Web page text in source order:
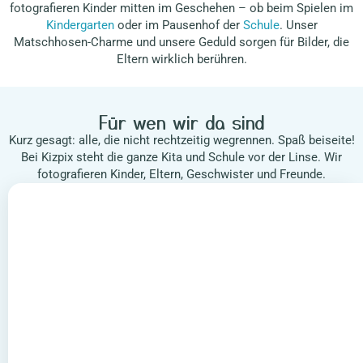
fotografieren Kinder mitten im Geschehen – ob beim Spielen im
Kindergartenoder im Pausenhof der Schule. Unser
Matschhosen-Charme und unsere Geduld sorgen für Bilder, die
Eltern wirklich berühren.
Für wen wir da sind
Kurz gesagt: alle, die nicht rechtzeitig wegrennen. Spaß beiseite!
Bei Kizpix steht die ganze Kita und Schule vor der Linse. Wir
fotografieren Kinder, Eltern, Geschwister und Freunde.